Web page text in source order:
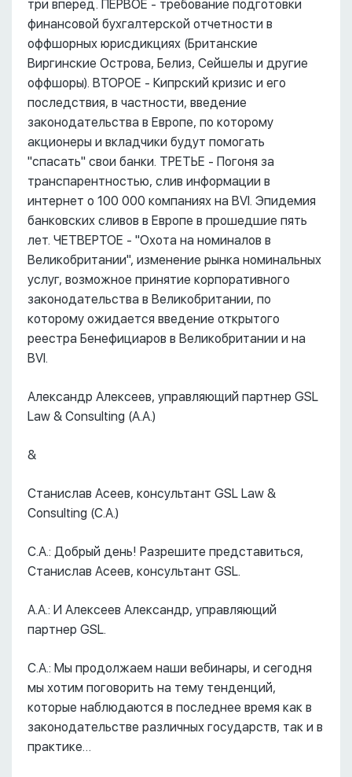
три вперед. ПЕРВОЕ - требование подготовки
финансовой бухгалтерской отчетности в
оффшорных юрисдикциях (Британские
Виргинские Острова, Белиз, Сейшелы и другие
оффшоры). ВТОРОЕ - Кипрский кризис и его
последствия, в частности, введение
законодательства в Европе, по которому
акционеры и вкладчики будут помогать
"спасать" свои банки. ТРЕТЬЕ - Погоня за
транспарентностью, слив информации в
интернет о 100 000 компаниях на BVI. Эпидемия
банковских сливов в Европе в прошедшие пять
лет. ЧЕТВЕРТОЕ - "Охота на номиналов в
Великобритании", изменение рынка номинальных
услуг, возможное принятие корпоративного
законодательства в Великобритании, по
которому ожидается введение открытого
реестра Бенефициаров в Великобритании и на
BVI.
Александр Алексеев, управляющий партнер GSL
Law & Consulting (А.А.)
&
Станислав Асеев, консультант GSL Law &
Consulting (С.А.)
С.А.: Добрый день! Разрешите представиться,
Станислав Асеев, консультант GSL.
А.А.: И Алексеев Александр, управляющий
партнер GSL.
С.А.: Мы продолжаем наши вебинары, и сегодня
мы хотим поговорить на тему тенденций,
которые наблюдаются в последнее время как в
законодательстве различных государств, так и в
практике…